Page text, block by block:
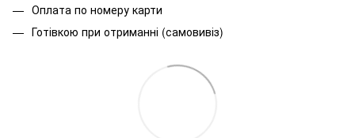
Оплата по номеру карти
Готівкою при отриманні (самовивіз)